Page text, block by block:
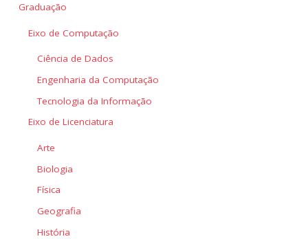
Graduação
Eixo de Computação
Ciência de Dados
Engenharia da Computação
Tecnologia da Informação
Eixo de Licenciatura
Arte
Biologia
Física
Geografia
História